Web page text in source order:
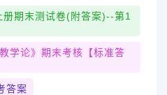
期末测试卷(附答案)--第1
学论》期末考核【标准答
答案